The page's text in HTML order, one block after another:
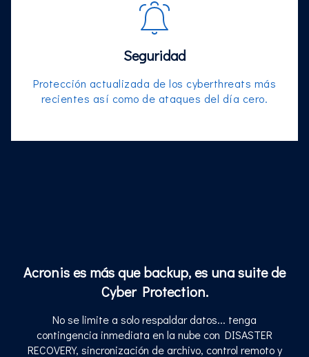
Seguridad
Protección actualizada de los cyberthreats más
recientes así como de ataques del día cero.
Acronis es más que backup, es una suite de
Cyber Protection.
No se limite a solo respaldar datos... tenga
contingencia inmediata en la nube con DISASTER
RECOVERY, sincronización de archivo, control remoto y